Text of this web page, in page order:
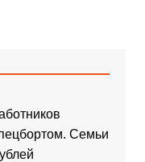
Семьи